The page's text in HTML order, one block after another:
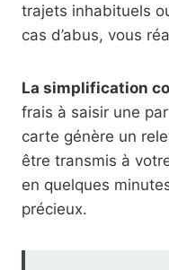
trajets inhabituels
cas d’abus, vous
La simplification
frais à saisir une
carte génère un
être transmis à
en quelques
précieux.